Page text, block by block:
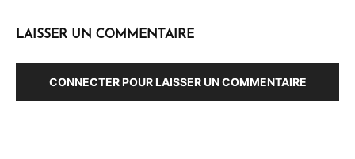
LAISSER UN COMMENTAIRE
CONNECTER POUR LAISSER UN COMMENTAIRE